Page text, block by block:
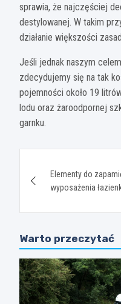
sprawia, że najczęściej
destylowanej. W takim
działanie większości
Jeśli jednak naszym
zdecydujemy się na tak
pojemności około 19
lodu oraz żaroodpornej
garnku.
wpisu
Elementy do
wyposażenia
Warto przeczytać